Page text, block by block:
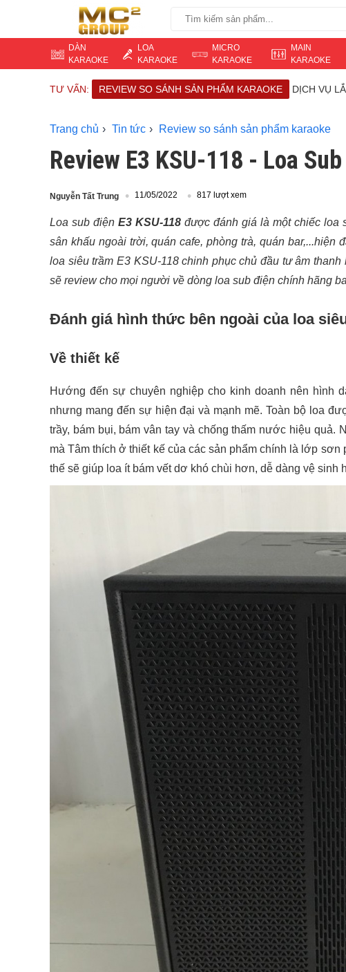
DÀN
KARAOKE
LOA
KARAOKE
MICRO
KARAOKE
MAIN
KARAOKE
TƯ VẤN: REVIEW SO SÁNH SẢN PHẨM KARAOKE DỊCH VỤ
Trang chủ Tin tức Review so sánh sản phẩm karaoke
Review E3 KSU-118 - Loa
Nguyễn Tất Trung 11/05/2022 817 lượt xem
Loa sub điệnE3 KSU-118 được đánh giá là một chiếc loa
sân khấu ngoài trời, quán cafe, phòng trà, quán
loa siêu trầm E3 KSU-118 chinh phục chủ đầu tư âm
sẽ review cho mọi người về dòng loa sub điện chính hãng
Đánh giá hình thức bên ngoài của loa
Về thiết kế
Hướng đến sự chuyên nghiệp cho kinh doanh nên hình
nhưng mang đến sự hiện đại và mạnh mẽ. Toàn bộ loa
trầy, bám bụi, bám vân tay và chống thấm nước hiệu
mà Tâm thích ở thiết kế của các sản phẩm chính là lớp
thế sẽ giúp loa ít bám vết dơ khó chùi hơn, dễ dàng vệ sinh